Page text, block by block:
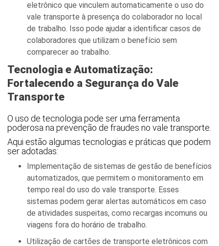
eletrônico que vinculem automaticamente o uso do
vale transporte à presença do colaborador no local
de trabalho. Isso pode ajudar a identificar casos de
colaboradores que utilizam o benefício sem
comparecer ao trabalho.
Tecnologia e Automatização:
Fortalecendo a Segurança do Vale
Transporte
O uso de tecnologia pode ser uma ferramenta
poderosa na prevenção de fraudes no vale transporte.
Aqui estão algumas tecnologias e práticas que podem
ser adotadas:
Implementação de sistemas de gestão de benefícios
automatizados, que permitem o monitoramento em
tempo real do uso do vale transporte. Esses
sistemas podem gerar alertas automáticos em caso
de atividades suspeitas, como recargas incomuns ou
viagens fora do horário de trabalho.
Utilização de cartões de transporte eletrônicos com